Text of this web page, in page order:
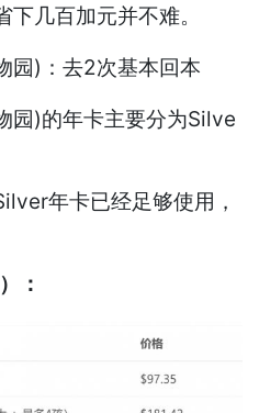
几百加元并不难。
园)：去2次基本回本
园)的年卡主要分为Silve
年卡已经足够使用，
：